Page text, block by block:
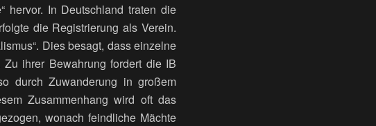
hervor. In Deutschland traten die
die Registrierung als Verein.
Dies besagt, dass einzelne
ihrer Bewahrung fordert die IB
durch Zuwanderung in großem
Zusammenhang wird oft das
wonach feindliche Mächte